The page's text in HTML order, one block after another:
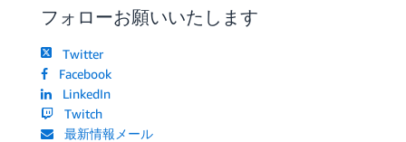
フォローお願いいたします
Twitter
Facebook
LinkedIn
Twitch
最新情報メール